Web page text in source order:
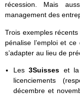
récession. Mais
management des
Trois exemples
pénalise l’emploi et
s’adapter au lieu de
Les3Suisses et la
licenciements
décembre et